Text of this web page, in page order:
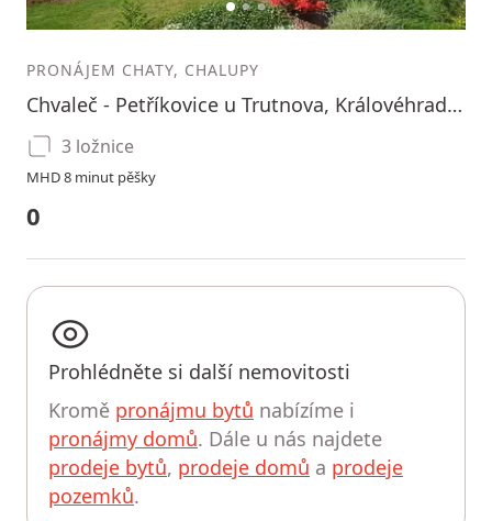
12 3
PRONÁJEM CHATY, CHALUPY
Chvaleč - Petříkovice u Trutnova, Královéhradecký kraj
3 ložnice
MHD 8 minut pěšky
0
Prohlédněte si další nemovitosti
Kromě pronájmu bytů nabízíme i
pronájmy domů. Dále u nás najdete
prodeje bytů, prodeje domů a prodeje
pozemků.